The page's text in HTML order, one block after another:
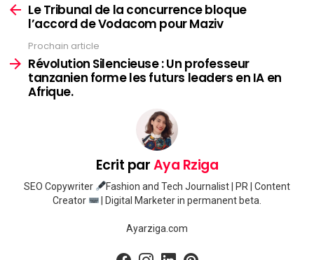
plus Le Tribunal de la concurrence bloque
l’accord de Vodacom pour Maziv
Prochain article
Révolution Silencieuse : Un professeur
tanzanien forme les futurs leaders en IA en
Afrique.
Ecrit parAya Rziga
SEO Copywriter
Fashion and Tech Journalist | PR | Content
Creator
| Digital Marketer in permanent beta.
Ayarziga.com
facebookinstagram
linkedin